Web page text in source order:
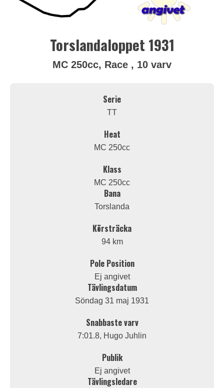
Torslandaloppet 1931
MC 250cc, Race , 10 varv
Serie
TT
Heat
MC 250cc
Klass
MC 250cc
Bana
Torslanda
Körsträcka
94 km
Pole Position
Ej angivet
Tävlingsdatum
Söndag 31 maj 1931
Snabbaste varv
7:01.8, Hugo Juhlin
Publik
Ej angivet
Tävlingsledare